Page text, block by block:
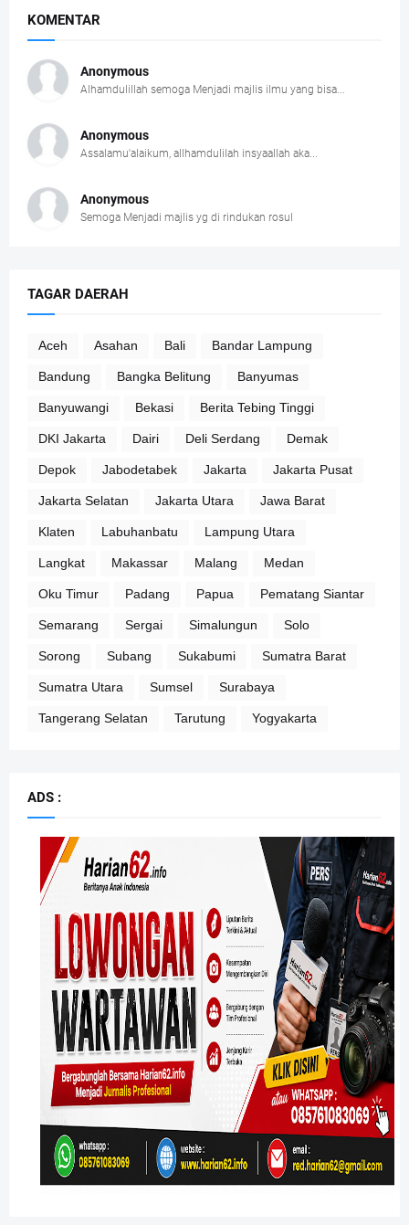
KOMENTAR
Anonymous
Alhamdulillah semoga Menjadi majlis ilmu yang bisa...
Anonymous
Assalamu'alaikum, allhamdulilah insyaallah aka...
Anonymous
Semoga Menjadi majlis yg di rindukan rosul
TAGAR DAERAH
Aceh Asahan Bali Bandar Lampung
Bandung Bangka Belitung Banyumas
Banyuwangi Bekasi Berita Tebing Tinggi
DKI Jakarta Dairi Deli Serdang Demak
Depok Jabodetabek Jakarta Jakarta Pusat
Jakarta Selatan Jakarta Utara Jawa Barat
Klaten Labuhanbatu Lampung Utara
Langkat Makassar Malang Medan
Oku Timur Padang Papua Pematang Siantar
Semarang Sergai Simalungun Solo
Sorong Subang Sukabumi Sumatra Barat
Sumatra Utara Sumsel Surabaya
Tangerang Selatan Tarutung Yogyakarta
ADS :